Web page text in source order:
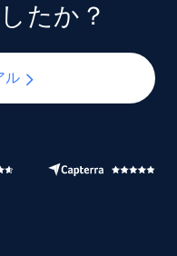
たか？
ル